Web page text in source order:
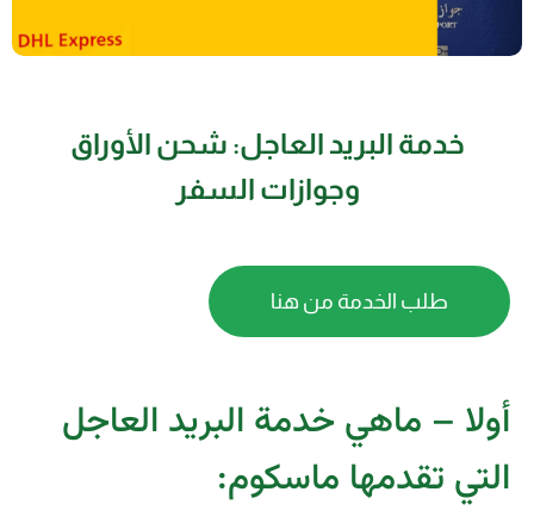
خدمة البريد العاجل: شحن الأوراق
وجوازات السفر
طلب الخدمة من هنا
أولا – ماهي خدمة البريد العاجل
التي تقدمها ماسكوم: